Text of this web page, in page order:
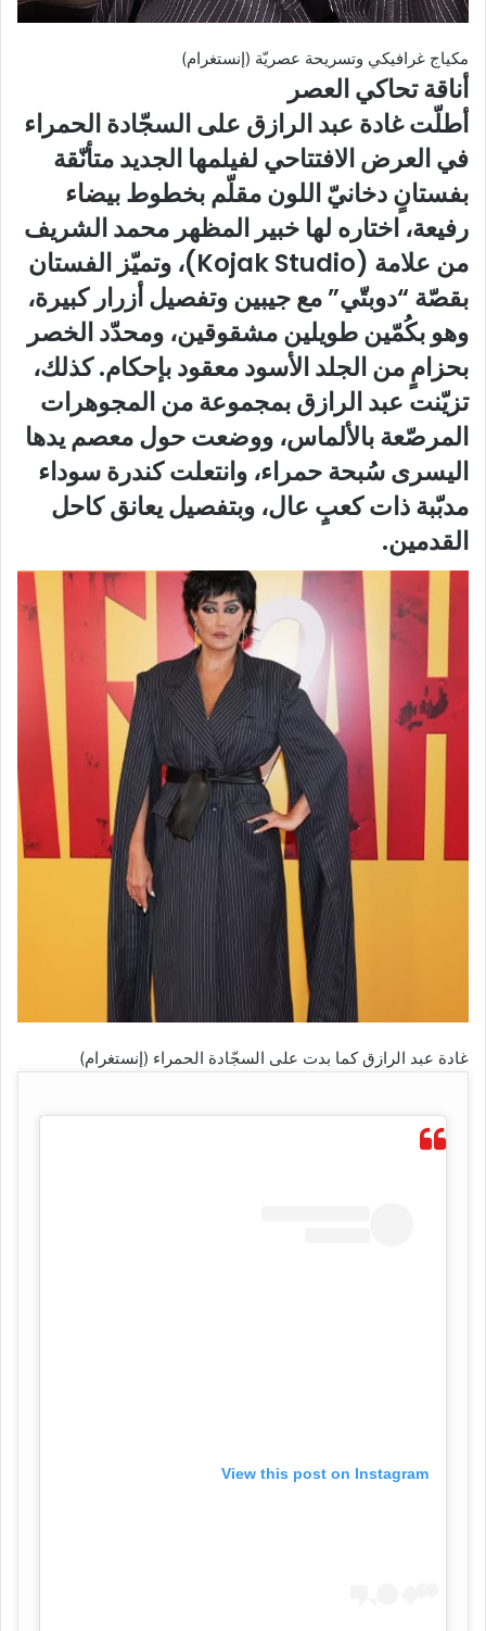
مكياج غرافيكي وتسريحة عصريّة (إنستغرام)
أناقة تحاكي العصر
أطلّت غادة عبد الرازق على السجّادة الحمراء
في العرض الافتتاحي لفيلمها الجديد متأنّقة
بفستانٍ دخانيّ اللون مقلّم بخطوط بيضاء
رفيعة، اختاره لها خبير المظهر محمد الشريف
من علامة (Kojak Studio)، وتميّز الفستان
بقصّة “دوبتّي” مع جيبين وتفصيل أزرار كبيرة،
وهو بكُمّين طويلين مشقوقين، ومحدّد الخصر
بحزامٍ من الجلد الأسود معقود بإحكام. كذلك،
تزيّنت عبد الرازق بمجموعة من المجوهرات
المرصّعة بالألماس، ووضعت حول معصم يدها
اليسرى سُبحة حمراء، وانتعلت كندرة سوداء
مدبّبة ذات كعبٍ عال، وبتفصيل يعانق كاحل
القدمين.
غادة عبد الرازق كما بدت على السجّادة الحمراء (إنستغرام)
View this post on Instagram